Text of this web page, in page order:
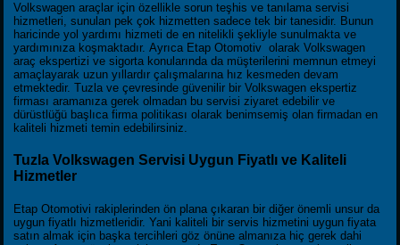
Volkswagen araçlar için özellikle sorun teşhis ve tanılama servisi
hizmetleri, sunulan pek çok hizmetten sadece tek bir tanesidir. Bunun
haricinde yol yardımı hizmeti de en nitelikli şekliyle sunulmakta ve
yardımınıza koşmaktadır. Ayrıca Etap Otomotiv olarak Volkswagen
araç ekspertizi ve sigorta konularında da müşterilerini memnun etmeyi
amaçlayarak uzun yıllardır çalışmalarına hız kesmeden devam
etmektedir. Tuzla ve çevresinde güvenilir bir Volkswagen ekspertiz
firması aramanıza gerek olmadan bu servisi ziyaret edebilir ve
dürüstlüğü başlıca firma politikası olarak benimsemiş olan firmadan en
kaliteli hizmeti temin edebilirsiniz.
Tuzla Volkswagen Servisi Uygun Fiyatlı ve Kaliteli
Hizmetler
Etap Otomotivi rakiplerinden ön plana çıkaran bir diğer önemli unsur da
uygun fiyatlı hizmetleridir. Yani kaliteli bir servis hizmetini uygun fiyata
satın almak için başka tercihleri göz önüne almanıza hiç gerek dahi